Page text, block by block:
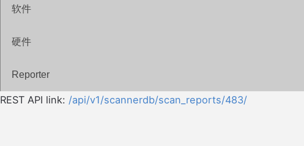
软件
硬件
Reporter
REST API link: /api/v1/scannerdb/scan_reports/483/